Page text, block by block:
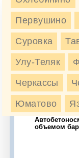
Первушино
Суровка
Улу-Теляк
Черкассы
Юматово
объемом
объемом